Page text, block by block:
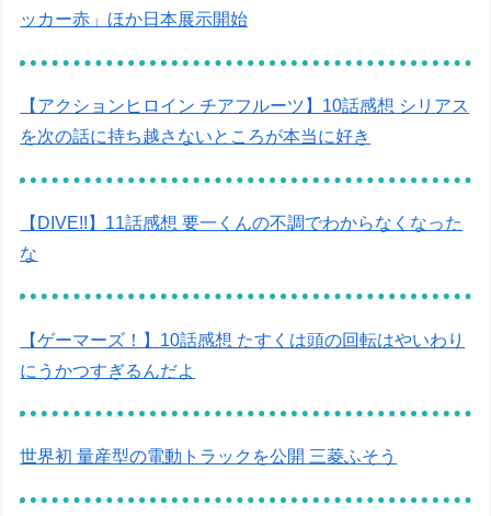
ッカー赤」ほか日本展示開始
【アクションヒロイン チアフルーツ】10話感想 シリアス
を次の話に持ち越さないところが本当に好き
【DIVE!!】11話感想 要一くんの不調でわからなくなった
な
【ゲーマーズ！】10話感想 たすくは頭の回転はやいわり
にうかつすぎるんだよ
世界初 量産型の電動トラックを公開 三菱ふそう